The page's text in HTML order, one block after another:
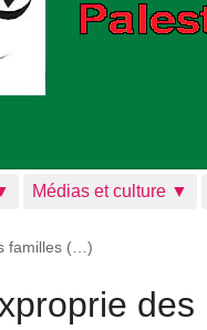
Médias et culture ▼
familles (…)
des